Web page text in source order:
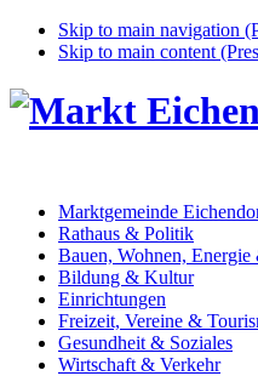
Skip to main navigation
Skip to main content
Marktgemeinde
Rathaus & Politik
Bauen, Wohnen,
Bildung & Kultur
Einrichtungen
Freizeit, Vereine &
Gesundheit & Soziales
Wirtschaft & Verkehr